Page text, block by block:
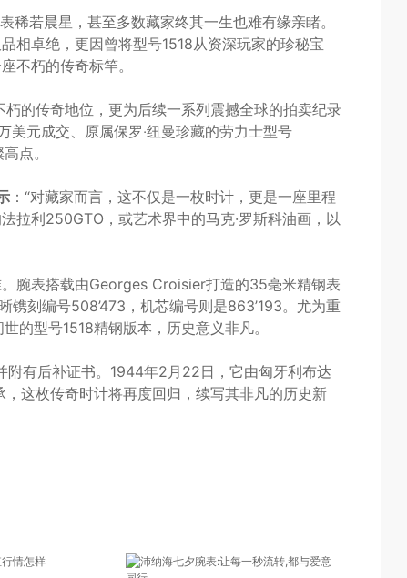
稀若晨星，甚至多数藏家终其一生也难有缘亲睹。
相卓绝，更因曾将型号1518从资深玩家的珍秘宝
不朽的传奇标竿。
的传奇地位，更为后续一系列震撼全球的拍卖纪录
元成交、原属保罗‧纽曼珍藏的劳力士型号
点。
：“对藏家而言，这不仅是一枚时计，更是一座里程
利250GTO，或艺术界中的马克·罗斯科油画，以
腕表搭载由Georges Croisier打造的35毫米精钢表
刻编号508’473，机芯编号则是863’193。尤为重
的型号1518精钢版本，历史意义非凡。
有后补证书。1944年2月22日，它由匈牙利布达
这枚传奇时计将再度回归，续写其非凡的历史新